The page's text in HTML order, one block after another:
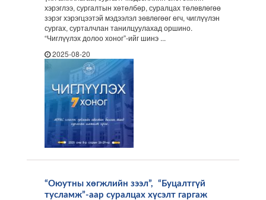
хэрэглээ, сургалтын хөтөлбөр, суралцах төлөвлөгөө
зэрэг хэрэгцээтэй мэдээлэл зөвлөгөөг өгч, чиглүүлэн
сургах, сурталчлан танилцуулахад оршино.
“Чиглүүлэх долоо хоног”-ийг шинэ ...
2025-08-20
“Оюутны хөгжлийн зээл”, “Буцалтгүй
тусламж”-аар суралцах хүсэлт гаргаж